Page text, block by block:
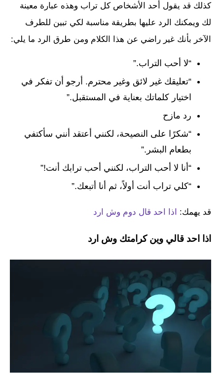
كذلك قد يقول أحد الأشخاص كل تراب وهذه عبارة معينة
لك ويمكنك الرد عليها بطريقة مناسبة لكي تبين للطرف
الآخر بأنك غير راضي عن هذا الكلام ومن طرق الرد ما يلي:
“لا أحب التراب.”
“تعليقك غير لائق وغير محترم. أرجو أن تفكر في
اختيار كلماتك بعناية في المستقبل.”
رد مازح
“شكرًا على النصيحة، لكنني أعتقد أنني سأكتفي
بطعام البشر.”
“أنا لا أحب التراب، لكنني أحب ترابك أنت!”
“كلي تراب أنت أولاً، ثم أنا أتبعك.”
قد يهمك: اذا احد قال دوم وش ارد
اذا احد قالي وين كرامتك وش ارد